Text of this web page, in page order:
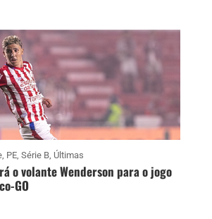
, PE, Série B, Últimas
o volante Wenderson para o jogo
GO